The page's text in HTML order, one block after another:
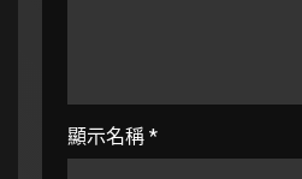
顯示名稱 *